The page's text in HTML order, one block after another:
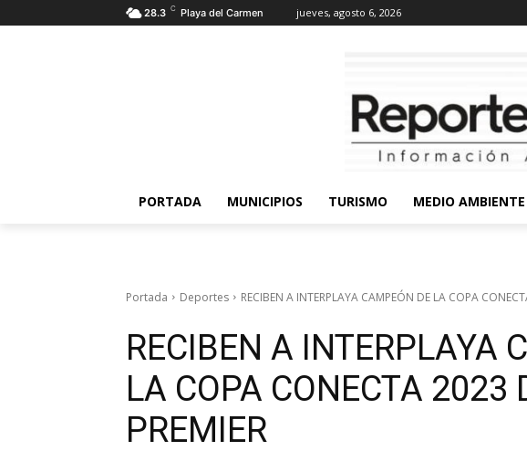
28.3 C Playa del Carmen jueves, agosto 6, 2026
PORTADA MUNICIPIOS TURISMO MEDIO AMBIENTE
Portada Deportes RECIBEN A INTERPLAYA CAMPEÓN DE LA COPA
RECIBEN A INTERPLAYA
LA COPA CONECTA 2023
PREMIER